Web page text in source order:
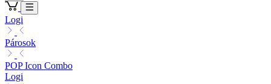
Logi
Párosok
POP Icon Combo
Logi